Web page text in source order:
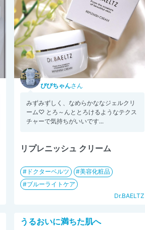
ぴぴちゃんさん
みずみずしく、なめらかななジェルクリ
ーム♡ とろ～んととろけるようなテクス
チャーで気持ちがいいです...
リプレニッシュ クリーム
ドクターベルツ
美容化粧品
ブルーライトケア
Dr.BAELTZ
うるおいに満ちた肌へ